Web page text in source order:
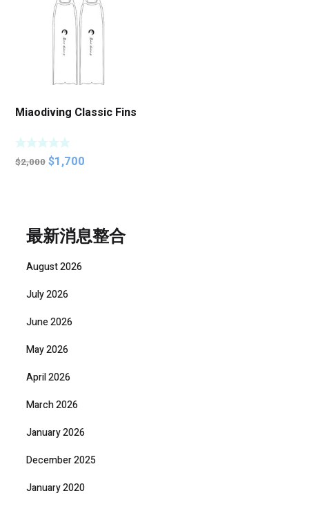
Miaodiving Classic Fins
$2,000 Original
$1,700
最新消息整合
August 2026
July 2026
June 2026
May 2026
April 2026
March 2026
January 2026
December 2025
January 2020